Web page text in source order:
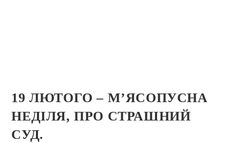
19 ЛЮТОГО – М’ЯСОПУСНА
НЕДІЛЯ, ПРО СТРАШНИЙ
СУД.